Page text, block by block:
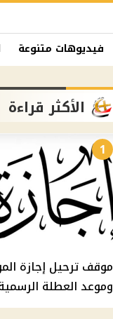
فيديوهات متنوعة
الأكثر قراءة
1
وموعد العطلة